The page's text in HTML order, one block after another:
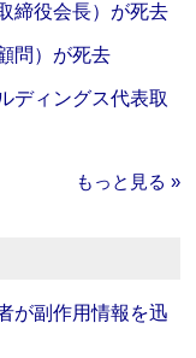
締役会長）が死去
問）が死去
ディングス代表取
もっと見る »
が副作用情報を迅